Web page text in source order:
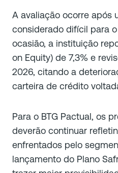
A avaliação ocorre após
considerado difícil para
ocasião, a instituição
on Equity) de 7,3% e
2026, citando a
carteira de crédito
Para o BTG Pactual, os
deverão continuar
enfrentados pelo
lançamento do Plano